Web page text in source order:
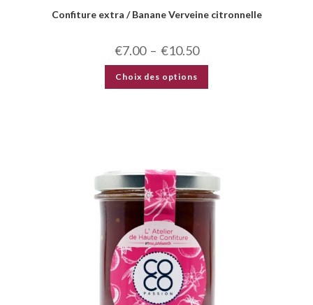
Confiture extra / Banane Verveine citronnelle
€7.00 – €10.50
Choix des options